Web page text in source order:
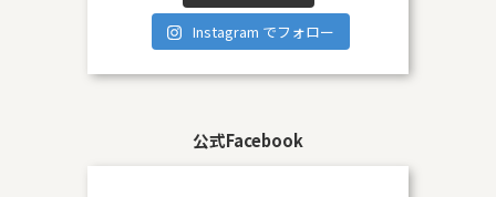
Instagram でフォロー
公式Facebook